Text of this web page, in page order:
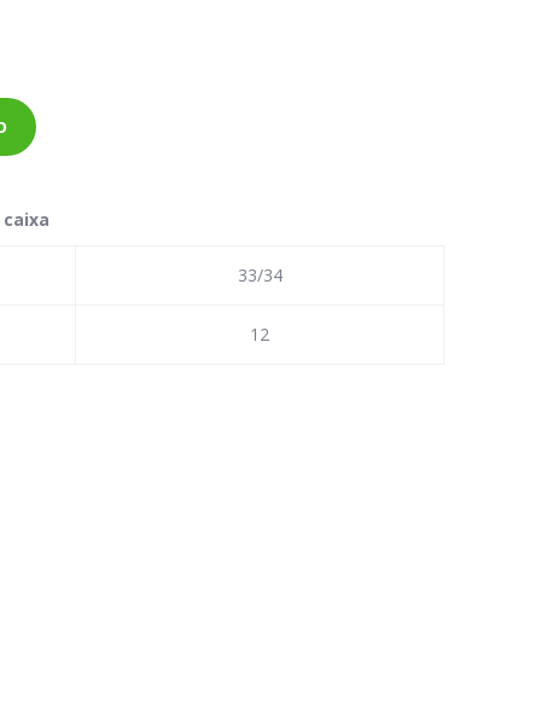
33/34
12